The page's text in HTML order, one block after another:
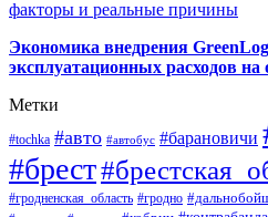
факторы и реальные причины
Экономика внедрения
эксплуатационных расходов на
Метки
#tochka #авто #автобус #барановичи
#брест
#гродненская_область #гродно